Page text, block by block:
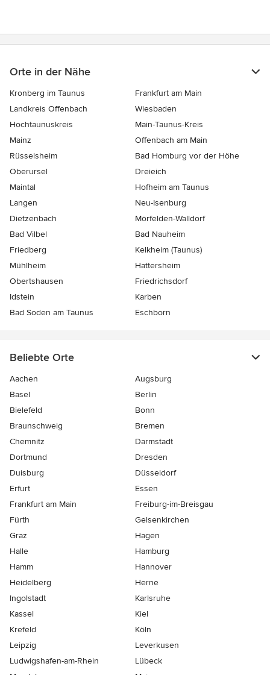
Orte in der Nähe
Kronberg im Taunus
Frankfurt am Main
Landkreis Offenbach
Wiesbaden
Hochtaunuskreis
Main-Taunus-Kreis
Mainz
Offenbach am Main
Rüsselsheim
Bad Homburg vor der Höhe
Oberursel
Dreieich
Maintal
Hofheim am Taunus
Langen
Neu-Isenburg
Dietzenbach
Mörfelden-Walldorf
Bad Vilbel
Bad Nauheim
Friedberg
Kelkheim (Taunus)
Mühlheim
Hattersheim
Obertshausen
Friedrichsdorf
Idstein
Karben
Bad Soden am Taunus
Eschborn
Beliebte Orte
Aachen
Augsburg
Basel
Berlin
Bielefeld
Bonn
Braunschweig
Bremen
Chemnitz
Darmstadt
Dortmund
Dresden
Duisburg
Düsseldorf
Erfurt
Essen
Frankfurt am Main
Freiburg-im-Breisgau
Fürth
Gelsenkirchen
Graz
Hagen
Halle
Hamburg
Hamm
Hannover
Heidelberg
Herne
Ingolstadt
Karlsruhe
Kassel
Kiel
Krefeld
Köln
Leipzig
Leverkusen
Ludwigshafen-am-Rhein
Lübeck